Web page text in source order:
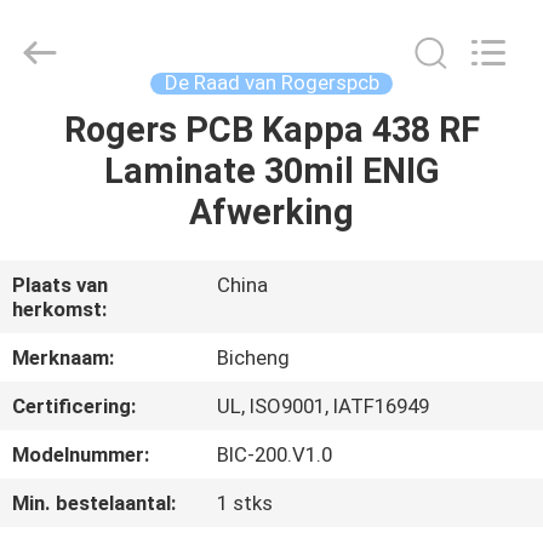
HUIS
PRODUCTEN
VIDEO'S
OVER
ONS
Technology
De Raad van Rogerspcb
Rogers PCB Kappa 438 RF
Laminate 30mil ENIG
Afwerking
Plaats van
herkomst:
China
Merknaam:
Bicheng
Certificering:
UL, ISO9001, IATF16949
Modelnummer:
BIC-200.V1.0
Min. bestelaantal:
1 stks